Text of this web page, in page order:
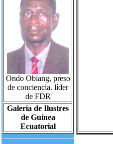
Ondo Obiang, preso
de conciencia. líder
de FDR
Galeria de Ilustres
de Guinea
Ecuatorial